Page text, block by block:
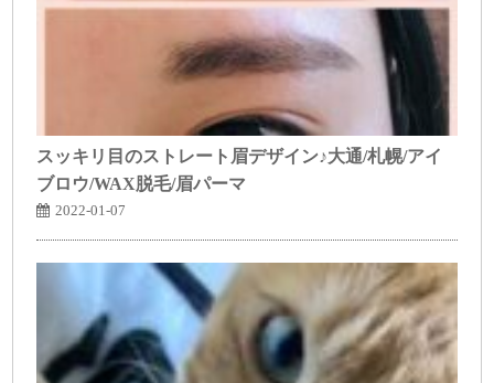
スッキリ目のストレート眉デザイン♪大通/札幌/アイ
ブロウ/WAX脱毛/眉パーマ
2022-01-07